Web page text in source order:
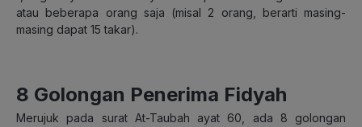
atau beberapa orang saja (misal 2 orang, berarti masing-
masing dapat 15 takar).
8 Golongan Penerima Fidyah
Merujuk pada surat At-Taubah ayat 60, ada 8 golongan